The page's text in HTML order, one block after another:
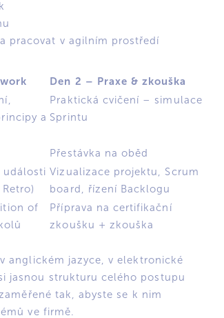
pracovat v agilním prostředí
Den 2 – Praxe & zkouška
a
Praktická cvičení – simulace
Sprintu
Přestávka na oběd
události Vizualizace projektu, Scrum
board, řízení Backlogu
of
Příprava na certifikační
zkoušku + zkouška
v anglickém jazyce, v elektronické
jasnou strukturu celého postupu
tak, abyste se k nim
ve firmě.